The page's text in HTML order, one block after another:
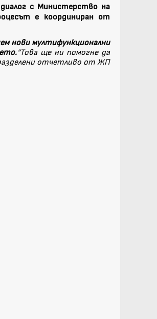
с Министерство на
е координиран от
нови мултифункционални
“Това ще ни помогне да
отчетливо от ЖП